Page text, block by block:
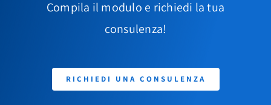
Compila il modulo e richiedi la tua
consulenza!
RICHIEDI UNA CONSULENZA